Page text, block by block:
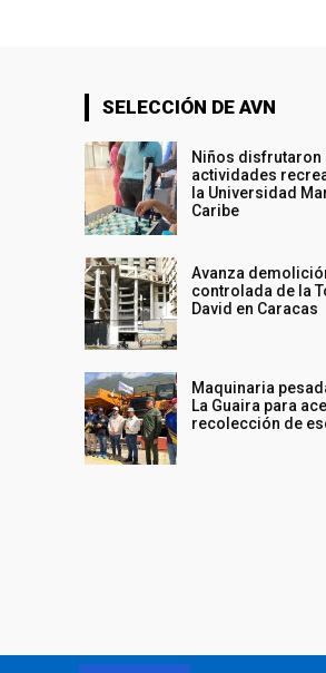
SELECCIÓN DE AVN
Niños disfrutaron
actividades
la Universidad
Caribe
Avanza
controlada de la
David en Caracas
Maquinaria
La Guaira para
recolección de